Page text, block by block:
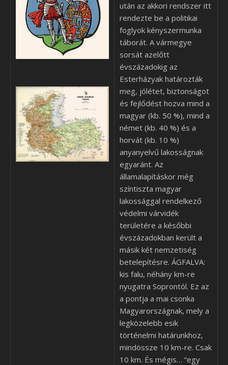
után az akkori rendszer itt
rendezte be a politikai
foglyok kényszermunka
táborát. A vármegye
sorsát azelőtt
évszázadokig az
Esterházyak határozták
meg, jólétet, biztonságot
és fejlődést hozva mind a
magyar (kb. 50 %), mind a
német (kb. 40 %) és a
horvát (kb. 10 %)
anyanyelvű lakosságnak
egyaránt. Az
államalapításkor még
színtiszta magyar
lakossággal rendelkező
védelmi várvidék
területére a későbbi
évszázadokban került a
másik két nemzetiség
betelepítésre. ÁGFALVA:
kis falu, néhány km-re
nyugatra Soprontól. Ez az
a pontja a mai csonka
Magyarországnak, mely a
legközelebb esik
történelmi határunkhoz,
mindössze 10 km-re. Csak
10 km. És mégis… “egy